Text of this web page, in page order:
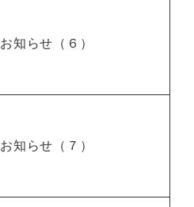
お知らせ（６）
お知らせ（７）